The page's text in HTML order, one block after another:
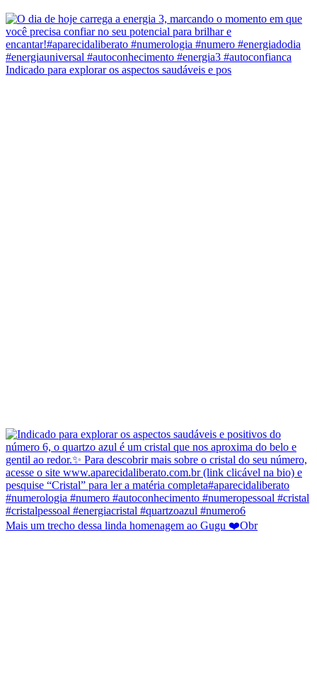
Indicado para explorar os aspectos saudáveis e pos
Mais um trecho dessa linda homenagem ao Gugu ❤️Obr